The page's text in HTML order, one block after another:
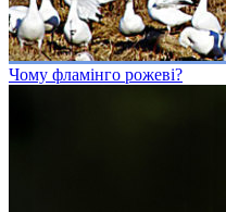
Чому фламінго рожеві?